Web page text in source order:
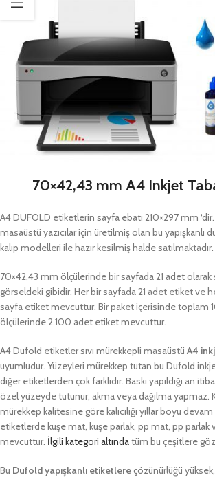
70×42,43 mm A4 Inkjet
A4 DUFOLD etiketlerin sayfa ebatı 210×297 mm
masaüstü yazıcılar için üretilmiş olan bu yapışkanlı
kalıp modelleri ile hazır kesilmiş halde satılmaktadır.
70×42,43 mm ölçülerinde bir sayfada 21 adet olarak
görseldeki gibidir. Her bir sayfada 21 adet etiket ve
sayfa etiket mevcuttur. Bir paket içerisinde toplam
ölçülerinde 2.100 adet etiket mevcuttur.
A4 Dufold etiketler sıvı mürekkepli masaüstü A4
uyumludur. Yüzeyleri mürekkep tutan bu Dufold
diğer etiketlerden çok farklıdır. Baskı yapıldığı an
özel yüzeyde tutunur, akma veya dağılma yapmaz.
mürekkep kalitesine göre kalıcılığı yıllar boyu
etiketlerde kuşe mat, kuşe parlak, pp mat, pp parlak
mevcuttur. İlgili kategori altındatüm bu çeşitlere
Bu Dufold yapışkanlı etiketlereçözünürlüğü